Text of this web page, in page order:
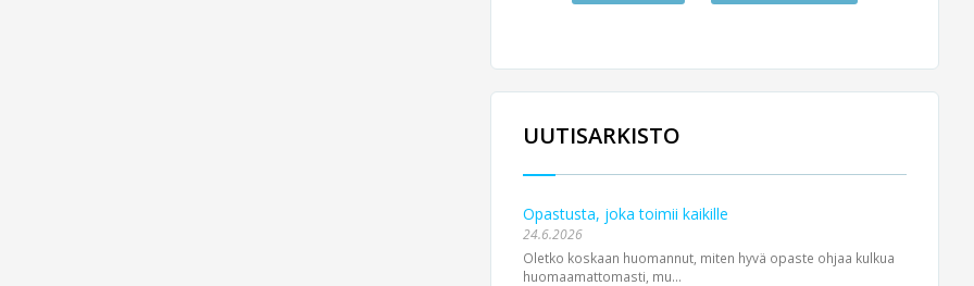
UUTISARKISTO
Opastusta, joka toimii kaikille
24.6.2026
Oletko koskaan huomannut, miten hyvä opaste ohjaa kulkua
huomaamattomasti, mu...